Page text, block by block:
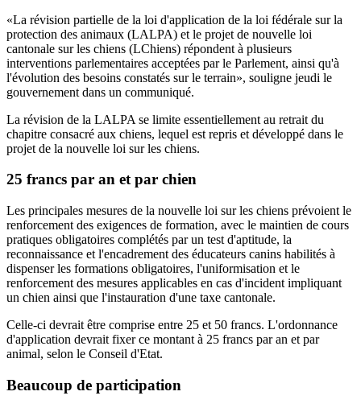
«La révision partielle de la loi d'application de la loi fédérale sur la
protection des animaux (LALPA) et le projet de nouvelle loi
cantonale sur les chiens (LChiens) répondent à plusieurs
interventions parlementaires acceptées par le Parlement, ainsi qu'à
l'évolution des besoins constatés sur le terrain», souligne jeudi le
gouvernement dans un communiqué.
La révision de la LALPA se limite essentiellement au retrait du
chapitre consacré aux chiens, lequel est repris et développé dans le
projet de la nouvelle loi sur les chiens.
25 francs par an et par chien
Les principales mesures de la nouvelle loi sur les chiens prévoient le
renforcement des exigences de formation, avec le maintien de cours
pratiques obligatoires complétés par un test d'aptitude, la
reconnaissance et l'encadrement des éducateurs canins habilités à
dispenser les formations obligatoires, l'uniformisation et le
renforcement des mesures applicables en cas d'incident impliquant
un chien ainsi que l'instauration d'une taxe cantonale.
Celle-ci devrait être comprise entre 25 et 50 francs. L'ordonnance
d'application devrait fixer ce montant à 25 francs par an et par
animal, selon le Conseil d'Etat.
Beaucoup de participation